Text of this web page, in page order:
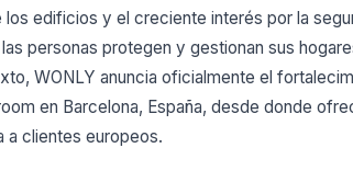
edificios y el creciente interés por la
personas protegen y gestionan sus
WONLY anuncia oficialmente el
en Barcelona, España, desde donde
clientes europeos.